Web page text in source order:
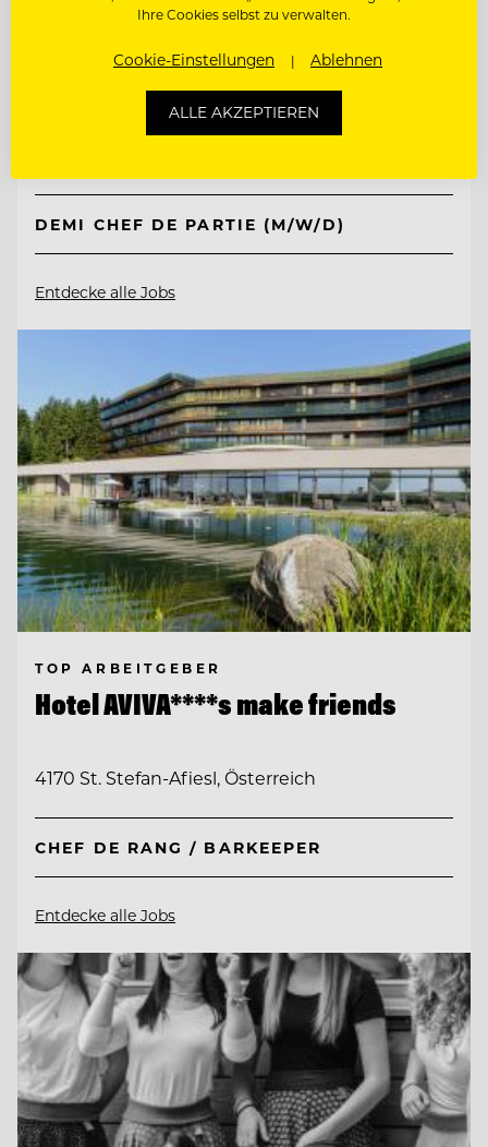
Jungbrunn - Der Gutzeitort
6675 Tannheim/Tirol, Österreich
DEMI CHEF DE PARTIE (M/W/D)
Entdecke alle Jobs
TOP ARBEITGEBER
Hotel AVIVA****s make friends
4170 St. Stefan-Afiesl, Österreich
CHEF DE RANG / BARKEEPER
Entdecke alle Jobs
Ihre Cookies selbst zu verwalten.
Cookie-Einstellungen Ablehnen
ALLE AKZEPTIEREN